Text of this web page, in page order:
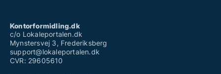
Kontorformidling.dk
c/o Lokaleportalen.dk
Mynstersvej 3, Frederiksberg
support@lokaleportalen.dk
CVR: 29605610